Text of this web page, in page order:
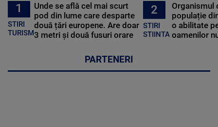
1
STIRI
TURISM
Unde se află cel mai scurt
pod din lume care desparte
două țări europene. Are doar
3 metri și două fusuri orare
2
STIRI
STIINTA
Organismul
populație
o abilitate
oamenilor
PARTENERI